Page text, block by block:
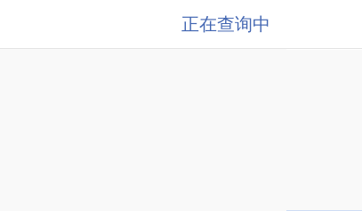
正在查询中